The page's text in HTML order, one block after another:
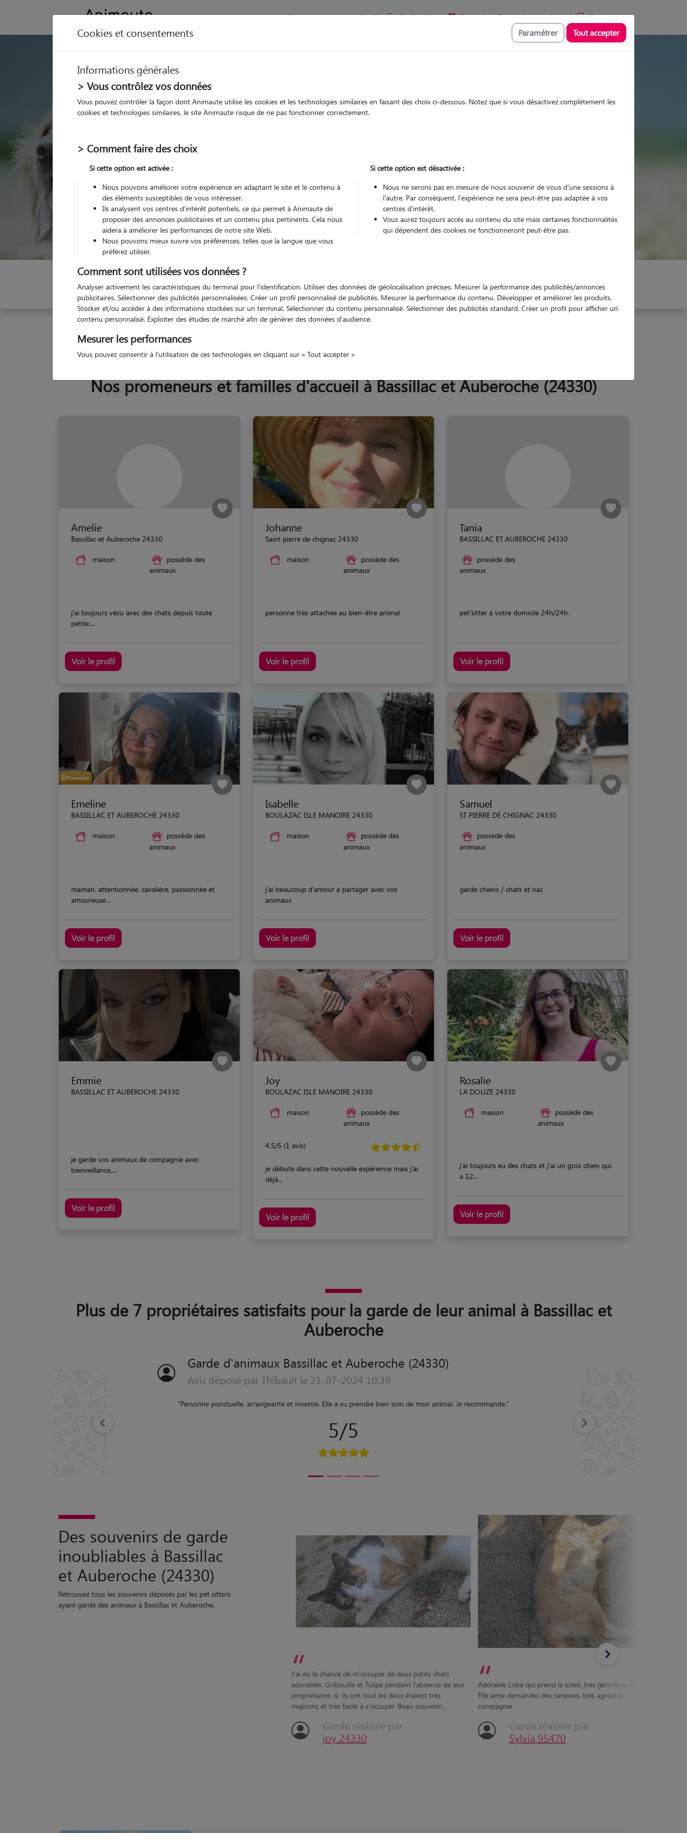
Comment ça marche ? Recherche Favoris Devenir pet sitter Connexion
GARDE ANIMAUX à Bassillac et Auberoche : Garde chien et chat en famille ou à domicile, visites et promenades
Trouvez une garde animaux à
Bassillac et Auberoche
Auberoche
Garde Promenades
Pour quel animal ?
Trouver mon Pet Sitter
Indiquez vos dates
Nos promeneurs et familles d'accueil à Bassillac et Auberoche (24330)
Amelie
Bassillac et Auberoche 24330
maison
possède des
animaux
j'ai toujours vécu avec des chats depuis toute
petite....
Voir le profil
Johanne
Saint pierre de chignac 24330
maison
possède des
animaux
personne très attachée au bien-être animal
Voir le profil
Tania
BASSILLAC ET AUBEROCHE 24330
possède des
animaux
pet'sitter à votre domicile 24h/24h.
Voir le profil
Emeline
BASSILLAC ET AUBEROCHE 24330
maison
possède des
animaux
maman, attentionnée, cavalière, passionnée et
amoureuse...
Voir le profil
Isabelle
BOULAZAC ISLE MANOIRE 24330
maison
possède des
animaux
j'ai beaucoup d'amour à partager avec vos
animaux
Voir le profil
Samuel
ST PIERRE DE CHIGNAC 24330
possède des
animaux
garde chiens / chats et nac
Voir le profil
Emmie
BASSILLAC ET AUBEROCHE 24330
je garde vos animaux de compagnie avec
bienveillance,...
Voir le profil
Joy
BOULAZAC ISLE MANOIRE 24330
maison
possède des
animaux
4.5/5 (1 avis)
je débute dans cette nouvelle expérience mais j'ai
déjà...
Voir le profil
Rosalie
LA DOUZE 24330
maison
possède des
animaux
j'ai toujours eu des chats et j'ai un gros chien qui
a 12...
Voir le profil
Plus de 7 propriétaires satisfaits pour la garde de leur animal à Bassillac et
Auberoche
Garde d'animaux Bassillac et Auberoche (24330)
Avis déposé par grégory le 08-08-2023 06:57
Chrystal est une personne qui aime les animaux et notre bouledogue français pégase l'a tout de suite ressenti, envoi de
5/5
Des souvenirs de garde
inoubliables à Bassillac
et Auberoche (24330)
Retrouvez tous les souvenirs déposés par les pet sitters
“
J'ai eu la chance de m'occuper de deux petits chats
adorables. Gribouille et Tulipe pendant l'absence de leur
propriétaires ☺️ ils ont tout les deux étaient très
Garde réalisée par
joy 24330
“
Adorable Loba qui prend le soleil, très gentille et calme.
Elle aime demander des caresses, très agréable
Garde réalisée par
Sylvia 95470
Cookies et consentements Paramétrer Tout accepter
Informations générales
> Vous contrôlez vos données
Vous pouvez contrôler la façon dont Animaute utilise les cookies et les technologies similaires en faisant des choix ci-dessous. Notez que si vous désactivez complètement les
cookies et technologies similaires, le site Animaute risque de ne pas fonctionner correctement.
> Comment faire des choix
Si cette option est activée :
Nous pouvons améliorer votre expérience en adaptant le site et le contenu à
des éléments susceptibles de vous intéresser.
Ils analysent vos centres d'intérêt potentiels, ce qui permet à Animaute de
proposer des annonces publicitaires et un contenu plus pertinents. Cela nous
aidera à améliorer les performances de notre site Web.
Nous pouvons mieux suivre vos préférences, telles que la langue que vous
préférez utiliser.
Si cette option est désactivée :
Nous ne serons pas en mesure de nous souvenir de vous d'une sessions à
l'autre. Par conséquent, l'expérience ne sera peut-être pas adaptée à vos
centres d'intérêt.
Vous aurez toujours accès au contenu du site mais certaines fonctionnalités
qui dépendent des cookies ne fonctionneront peut-être pas.
Comment sont utilisées vos données ?
Analyser activement les caractéristiques du terminal pour l'identification. Utiliser des données de géolocalisation précises. Mesurer la performance des publicités/annonces
publicitaires. Sélectionner des publicités personnalisées. Créer un profil personnalisé de publicités. Mesurer la performance du contenu. Développer et améliorer les produits.
Stocker et/ou accéder à des informations stockées sur un terminal. Sélectionner du contenu personnalisé. Sélectionner des publicités standard. Créer un profil pour afficher un
contenu personnalisé. Exploiter des études de marché afin de générer des données d'audience.
Mesurer les performances
Vous pouvez consentir à l'utilisation de ces technologies en cliquant sur « Tout accepter »